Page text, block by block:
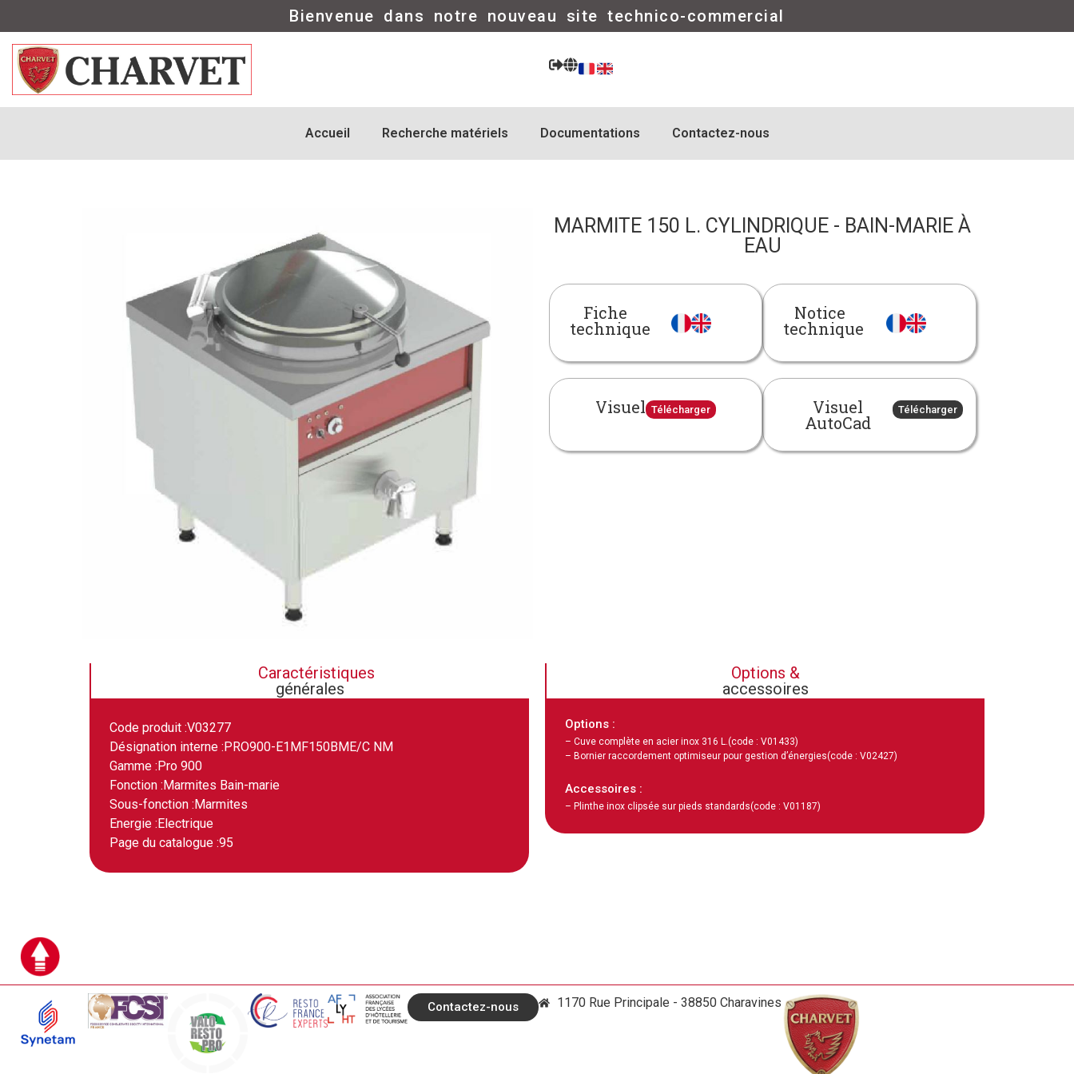
Bienvenue dans notre nouveau site technico-commercial
Accueil Recherche matériels Documentations Contactez-nous
MARMITE 150 L. CYLINDRIQUE - BAIN-MARIE À
EAU
Fiche
technique
Notice
technique
Visuel Télécharger Visuel
AutoCad
Télécharger
Caractéristiques
générales
Code produit :V03277
Désignation interne : PRO900-E1MF150BME/C NM
Gamme : Pro 900
Fonction : Marmites Bain-marie
Sous-fonction : Marmites
Energie : Electrique
Page du catalogue :95
Options &
accessoires
Options :
– Cuve complète en acier inox 316 L.(code : V01433)
– Bornier raccordement optimiseur pour gestion d’énergies(code : V02427)
Accessoires :
– Plinthe inox clipsée sur pieds standards(code : V01187)
Contactez-nous 1170 Rue Principale - 38850 Charavines